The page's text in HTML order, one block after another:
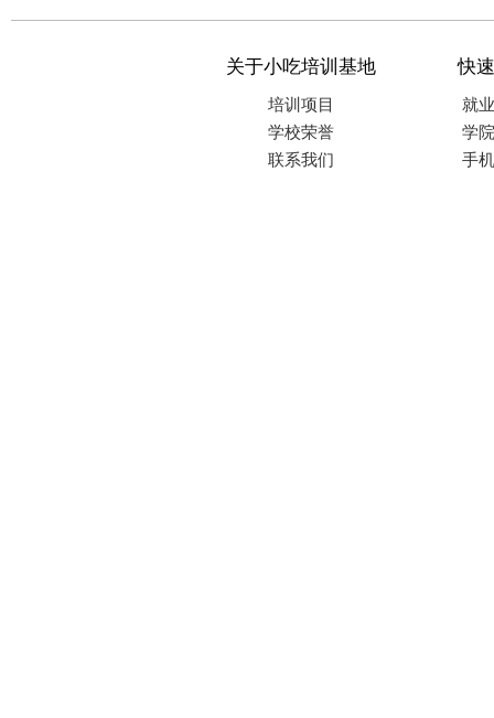
关于小吃培训基地
培训项目
学校荣誉
联系我们
快
就
学
手